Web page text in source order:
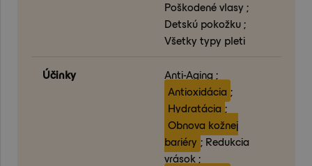
Poškodené vlasy ;
Detskú pokožku ;
Všetky typy pleti
Účinky
Anti-Aging ;
Antioxidácia ;
Hydratácia ;
Obnova kožnej
bariéry ; Redukcia
vrások ;